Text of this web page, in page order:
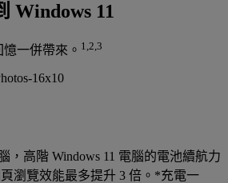
Windows 11
一併帶來。 1,2,3
，高階 Windows 11 電腦的電池續航力
瀏覽效能最多提升 3 倍。*充電一